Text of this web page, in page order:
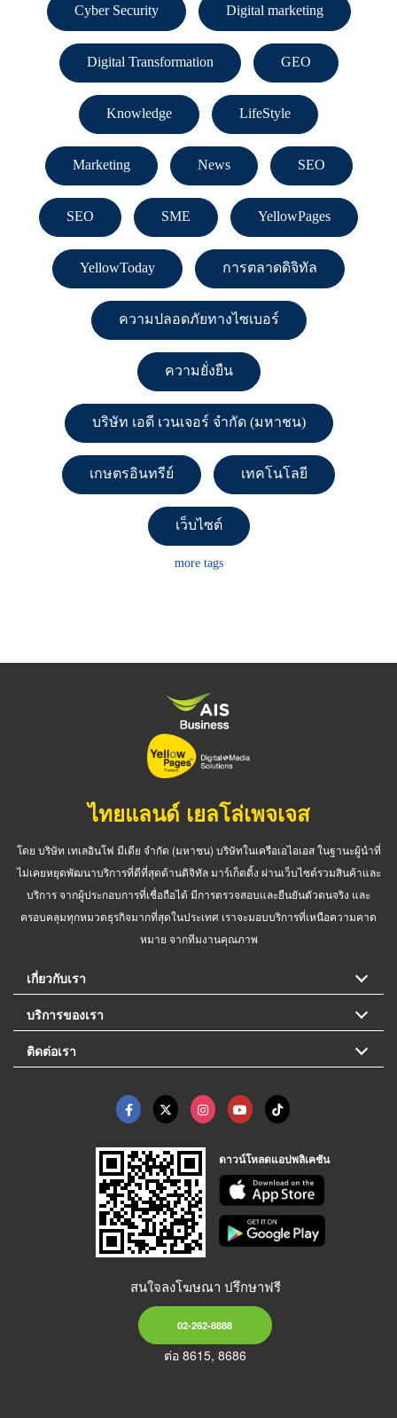
Cyber Security Digital marketing
Digital Transformation GEO
Knowledge LifeStyle
Marketing News SEO
SEO SME YellowPages
YellowToday การตลาดดิจิทัล
ความปลอดภัยทางไซเบอร์
ความยั่งยืน
บริษัท เอดี เวนเจอร์ จำกัด (มหาชน)
เกษตรอินทรีย์ เทคโนโลยี
เว็บไซต์
more tags
ไทยแลนด์ เยลโล่เพจเจส
โดย บริษัท เทเลอินโฟ มีเดีย จำกัด (มหาชน) บริษัทในเครือเอไอเอส ในฐานะผู้นำที่
ไม่เคยหยุดพัฒนาบริการที่ดีที่สุดด้านดิจิทัล มาร์เก็ตติ้ง ผ่านเว็บไซต์รวมสินค้าและ
บริการ จากผู้ประกอบการที่เชื่อถือได้ มีการตรวจสอบและยืนยันตัวตนจริง และ
ครอบคลุมทุกหมวดธุรกิจมากที่สุดในประเทศ เราจะมอบบริการที่เหนือความคาด
หมาย จากทีมงานคุณภาพ
เกี่ยวกับเรา
บริการของเรา
ติดต่อเรา
ดาวน์โหลดแอปพลิเคชัน
สนใจลงโฆษณา ปรึกษาฟรี
02-262-8888
ต่อ 8615, 8686